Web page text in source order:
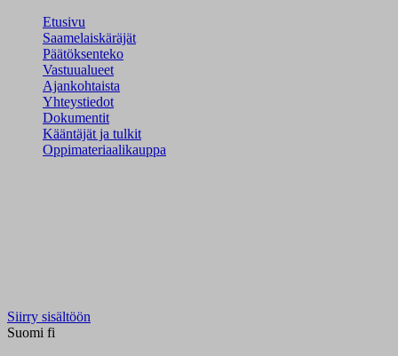
Etusivu
Saamelaiskäräjät
Päätöksenteko
Vastuualueet
Ajankohtaista
Yhteystiedot
Dokumentit
Kääntäjät ja tulkit
Oppimateriaalikauppa
Siirry sisältöön
Suomi fi